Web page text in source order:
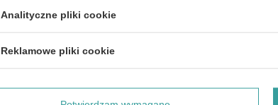
Dodaj własne zdjęcie produktu:
Analityczne pliki cookie
Reklamowe pliki cookie